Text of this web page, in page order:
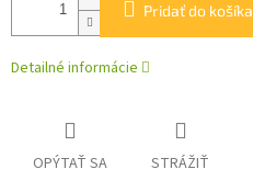
Pridať do košíka
Detailné informácie
OPÝTAŤ SA STRÁŽIŤ